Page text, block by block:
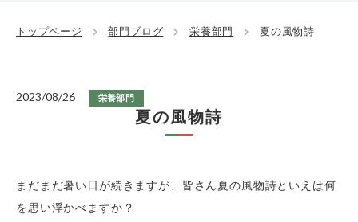
トップページ 部門ブログ 栄養部門 夏の風物詩
2023/08/26 栄養部門
夏の風物詩
まだまだ暑い日が続きますが、皆さん夏の風物詩といえは何
を思い浮かべますか？